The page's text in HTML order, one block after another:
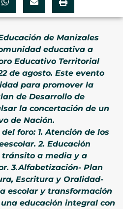
de Manizales
educativa a
Educativo Territorial
de agosto. Este evento
para promover la
de Desarrollo de
la concertación de un
de Nación.
foro: 1. Atención de los
2. Educación
a media y a
3.Alfabetización- Plan
Escritura y Oralidad-
escolar y transformación
educación integral con